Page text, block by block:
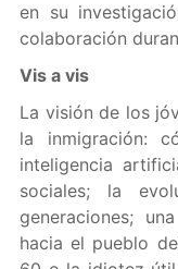
en su
colaboración
Vis a vis
La visión de los
la inmigración:
inteligencia
sociales; la
generaciones;
hacia el pueblo